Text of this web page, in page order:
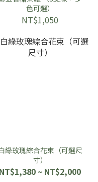
色可選）
NT$1,050
綠玫瑰綜合花束（可選尺
寸）
NT$1,380 ~ NT$2,000